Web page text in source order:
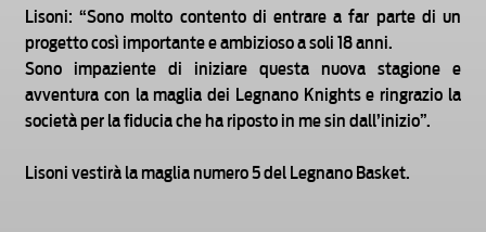
Lisoni: “Sono molto contento di entrare a far parte di un
progetto così importante e ambizioso a soli 18 anni.
Sono impaziente di iniziare questa nuova stagione e
avventura con la maglia dei Legnano Knights e ringrazio la
società per la fiducia che ha riposto in me sin dall’inizio”.
Lisoni vestirà la maglia numero 5 del Legnano Basket.